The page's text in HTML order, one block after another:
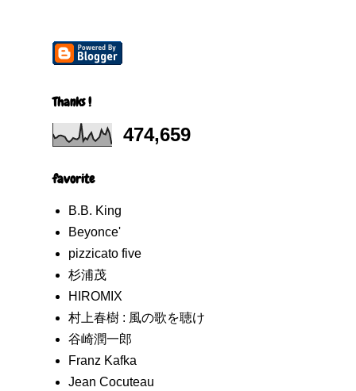
Thanks !
474,659
favorite
B.B. King
Beyonce'
pizzicato five
杉浦茂
HIROMIX
村上春樹 : 風の歌を聴け
谷崎潤一郎
Franz Kafka
Jean Cocuteau